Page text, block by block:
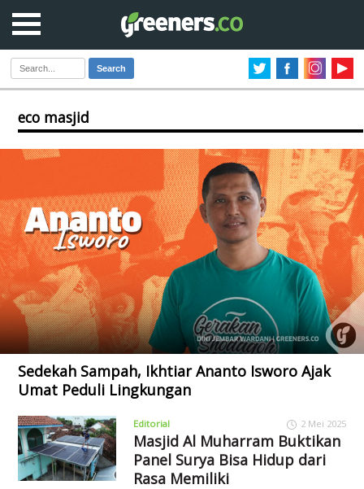
Search
eco masjid
Sedekah Sampah, Ikhtiar Ananto Isworo Ajak
Umat Peduli Lingkungan
Editorial 2 Mei 2025
Masjid Al Muharram Buktikan
Panel Surya Bisa Hidup dari
Rasa Memiliki